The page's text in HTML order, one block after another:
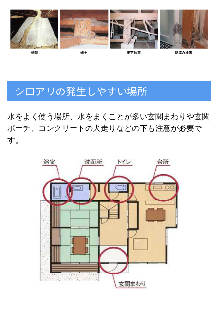
シロアリの発生しやすい場所
水をよく使う場所、水をまくことが多い玄関まわりや玄関
ポーチ、コンクリートの犬走りなどの下も注意が必要で
す。